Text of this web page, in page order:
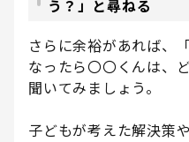
う？」と尋ねる
さらに余裕があれば、
なったら〇〇くんは、
聞いてみましょう。
子どもが考えた解決策